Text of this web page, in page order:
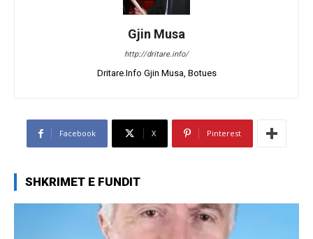
Gjin Musa
http://dritare.info/
Dritare.Info Gjin Musa, Botues
Facebook X Pinterest
SHKRIMET E FUNDIT